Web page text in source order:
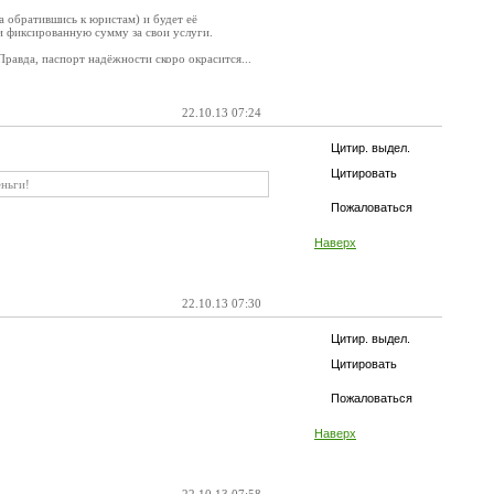
обратившись к юристам) и будет её
фиксированную сумму за свои услуги.
паспорт надёжности скоро окрасится...
22.10.13 07:24
Цитир. выдел.
Цитировать
Пожаловаться
Наверх
22.10.13 07:30
Цитир. выдел.
Цитировать
Пожаловаться
Наверх